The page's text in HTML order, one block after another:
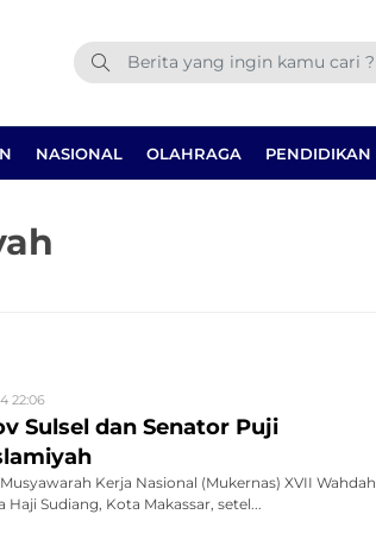
NASIONAL OLAHRAGA PENDIDIKAN
22:06
Sulsel dan Senator Puji
Kerja Nasional (Mukernas) XVII Wahdah
Sudiang, Kota Makassar, setel...